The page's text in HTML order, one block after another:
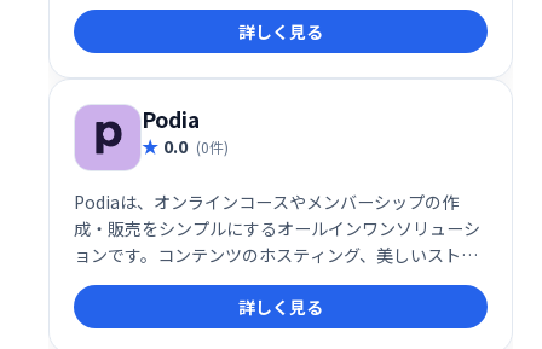
詳しく見る
Podia
0.0 (0件)
Podiaは、オンラインコースやメンバーシップの作
成・販売をシンプルにするオールインワンソリューシ
ョンです。コンテンツのホスティング、美しいストア
フロントの作成、販売まで、技術スキル不要で数時間
で完結できます。手軽にオンラインビジネスを始めた
い方におすすめです。
詳しく見る